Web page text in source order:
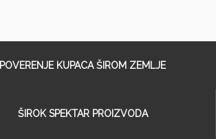
POVERENJE KUPACA ŠIROM ZEMLJE
ŠIROK SPEKTAR PROIZVODA